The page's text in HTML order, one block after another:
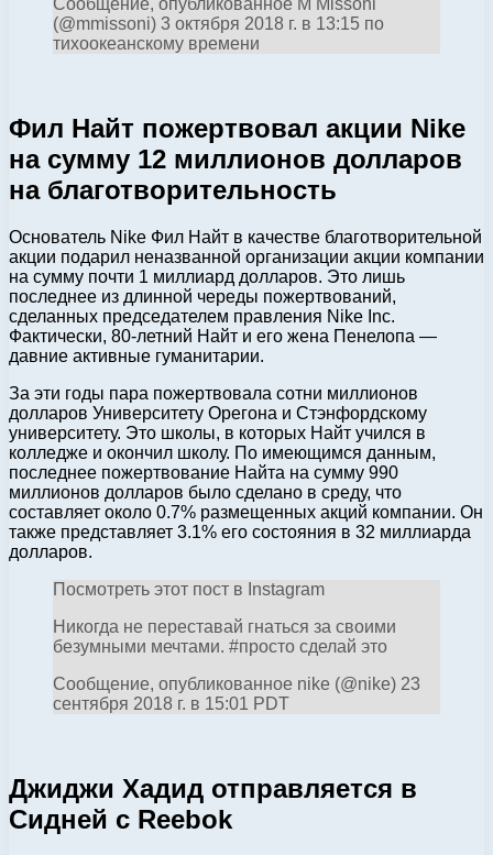
Сообщение, опубликованное M Missoni
(@mmissoni) 3 октября 2018 г. в 13:15 по
тихоокеанскому времени
Фил Найт пожертвовал акции Nike
на сумму 12 миллионов долларов
на благотворительность
Основатель Nike Фил Найт в качестве благотворительной
акции подарил неназванной организации акции компании
на сумму почти 1 миллиард долларов. Это лишь
последнее из длинной череды пожертвований,
сделанных председателем правления Nike Inc.
Фактически, 80-летний Найт и его жена Пенелопа —
давние активные гуманитарии.
За эти годы пара пожертвовала сотни миллионов
долларов Университету Орегона и Стэнфордскому
университету. Это школы, в которых Найт учился в
колледже и окончил школу. По имеющимся данным,
последнее пожертвование Найта на сумму 990
миллионов долларов было сделано в среду, что
составляет около 0.7% размещенных акций компании. Он
также представляет 3.1% его состояния в 32 миллиарда
долларов.
Посмотреть этот пост в Instagram
Никогда не переставай гнаться за своими
безумными мечтами. #просто сделай это
Сообщение, опубликованное nike (@nike) 23
сентября 2018 г. в 15:01 PDT
Джиджи Хадид отправляется в
Сидней с Reebok